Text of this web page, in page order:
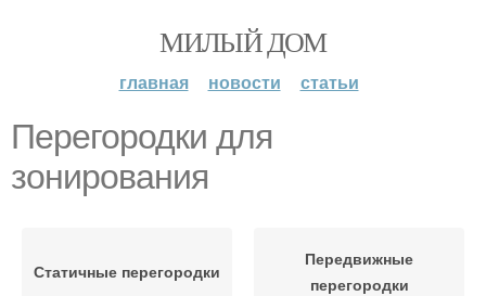
МИЛЫЙ ДОМ
главная новости статьи
Перегородки для
зонирования
Статичные перегородки
Передвижные
перегородки